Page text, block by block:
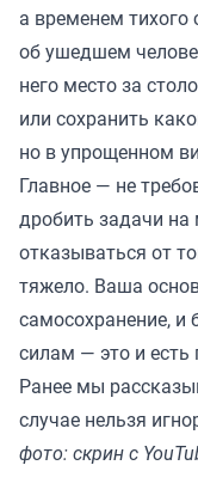
а временем
об ушедшем
него место за
или сохранить
но в упрощенном
Главное — не
дробить задачи на
отказываться от
тяжело. Ваша
самосохранение, и
силам — это и есть
Ранее мы
случае нельзя
фото: скрин с